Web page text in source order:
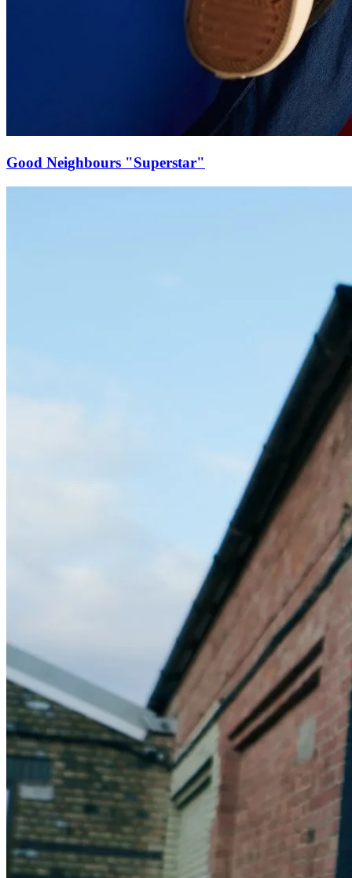
Good Neighbours "Superstar"